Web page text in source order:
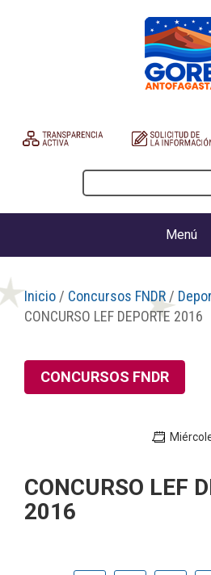
Menú
Inicio / Concursos FNDR /
CONCURSO LEF DEPORTE 2016
CONCURSOS FNDR
CONCURSO LEF
2016